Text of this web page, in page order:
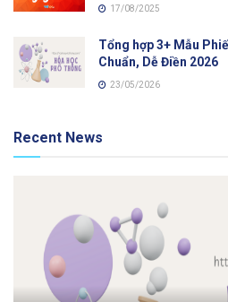
17/08/2025
Tổng hợp 3+ Mẫu
Chuẩn, Dễ Điền 2026
23/05/2026
Recent News